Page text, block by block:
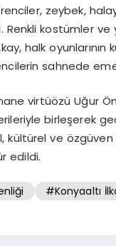
zeybek,
Renkli kostümler
halk
sahnede
virtüözü Uğur
birleşerek
kültürel ve
edildi.
#Konyaaltı